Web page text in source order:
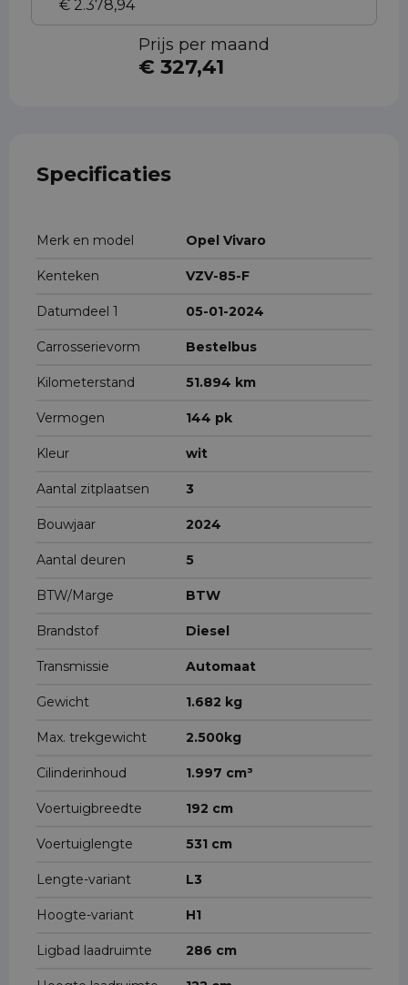
Prijs per maand
€ 327,41
Specificaties
Merk en model Opel Vivaro
Kenteken VZV-85-F
Datumdeel 1 05-01-2024
Carrosserievorm Bestelbus
Kilometerstand 51.894 km
Vermogen 144 pk
Kleur wit
Aantal zitplaatsen 3
Bouwjaar 2024
Aantal deuren 5
BTW/Marge BTW
Brandstof Diesel
Transmissie Automaat
Gewicht 1.682 kg
Max. trekgewicht 2.500kg
Cilinderinhoud 1.997 cm³
Voertuigbreedte 192 cm
Voertuiglengte 531 cm
Lengte-variant L3
Hoogte-variant H1
Ligbad laadruimte 286 cm